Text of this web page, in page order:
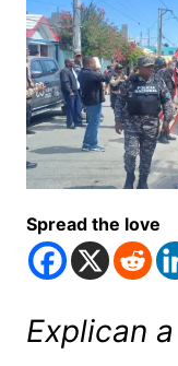
Spread the love
Explican